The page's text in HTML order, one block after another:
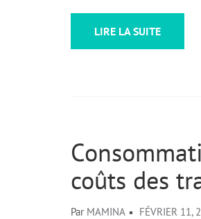
LIRE LA SUITE
coûts des
Par MAMINA FÉVRIER 11,